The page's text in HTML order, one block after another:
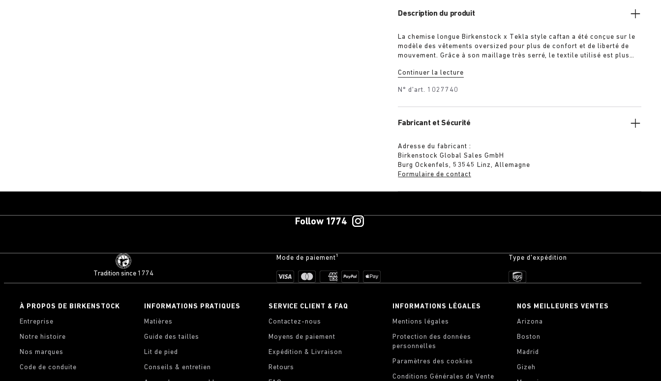
Description du produit
La chemise longue Birkenstock x Tekla style caftan a été conçue sur le
modèle des vêtements oversized pour plus de confort et de liberté de
mouvement. Grâce à son maillage très serré, le textile utilisé est plus
fils très longs, le tissu ne peluche pas et garde sa couleur intense et
Continuer la lecture
N° d'art. 1027740
Fabricant et Sécurité
Adresse du fabricant :
Birkenstock Global Sales GmbH
Burg Ockenfels, 53545 Linz, Allemagne
Formulaire de contact
Follow 1774
Tradition since 1774
Mode de paiement¹ Type d'expédition
À PROPOS DE BIRKENSTOCK
Entreprise
Notre histoire
Nos marques
Code de conduite
INFORMATIONS PRATIQUES
Matières
Guide des tailles
Lit de pied
Conseils & entretien
SERVICE CLIENT & FAQ
Contactez-nous
Moyens de paiement
Expédition & Livraison
Retours
INFORMATIONS LÉGALES
Mentions légales
Protection des données
personnelles
Paramètres des cookies
Conditions Générales de Vente
NOS MEILLEURES VENTES
Arizona
Boston
Madrid
Gizeh